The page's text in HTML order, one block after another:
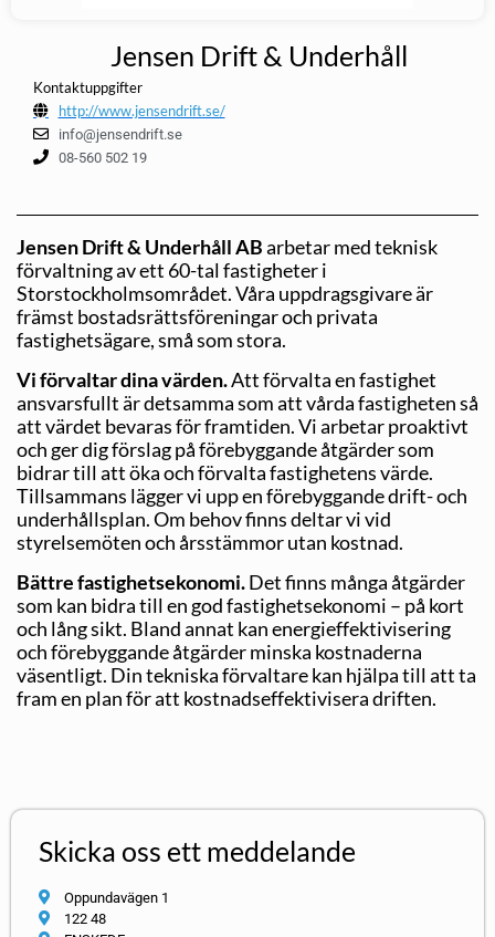
Jensen Drift & Underhåll
Kontaktuppgifter
http://www.jensendrift.se/
info@jensendrift.se
08-560 502 19
Jensen Drift & Underhåll ABarbetar med teknisk
förvaltning av ett 60-tal fastigheter i
Storstockholmsområdet. Våra uppdragsgivare är
främst bostadsrättsföreningar och privata
fastighetsägare, små som stora.
Vi förvaltar dina värden.Att förvalta en fastighet
ansvarsfullt är detsamma som att vårda fastigheten så
att värdet bevaras för framtiden. Vi arbetar proaktivt
och ger dig förslag på förebyggande åtgärder som
bidrar till att öka och förvalta fastighetens värde.
Tillsammans lägger vi upp en förebyggande drift- och
underhållsplan. Om behov finns deltar vi vid
styrelsemöten och årsstämmor utan kostnad.
Bättre fastighetsekonomi.Det finns många åtgärder
som kan bidra till en god fastighetsekonomi – på kort
och lång sikt. Bland annat kan energieffektivisering
och förebyggande åtgärder minska kostnaderna
väsentligt. Din tekniska förvaltare kan hjälpa till att ta
fram en plan för att kostnadseffektivisera driften.
Skicka oss ett meddelande
Oppundavägen 1
122 48